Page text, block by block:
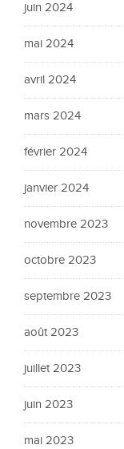
juin 2024
mai 2024
avril 2024
mars 2024
février 2024
janvier 2024
novembre 2023
octobre 2023
septembre 2023
août 2023
juillet 2023
juin 2023
mai 2023